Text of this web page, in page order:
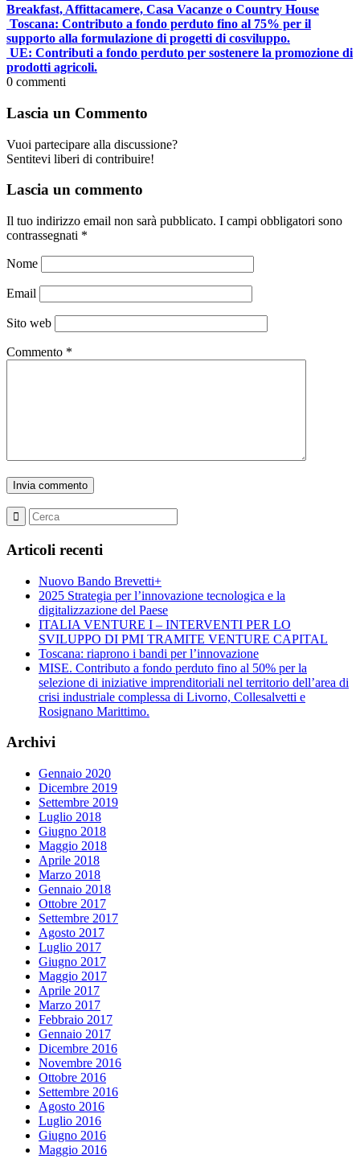
Breakfast, Affittacamere, Casa Vacanze o Country House
Toscana: Contributo a fondo perduto fino al 75% per il
supporto alla formulazione di progetti di cosviluppo.
UE: Contributi a fondo perduto per sostenere la promozione di
prodotti agricoli.
0 commenti
Lascia un Commento
Vuoi partecipare alla discussione?
Sentitevi liberi di contribuire!
Lascia un commento
Il tuo indirizzo email non sarà pubblicato. I campi obbligatori sono
contrassegnati *
Nome
Email
Sito web
Commento *
Articoli recenti
Nuovo Bando Brevetti+
2025 Strategia per l’innovazione tecnologica e la
digitalizzazione del Paese
ITALIA VENTURE I – INTERVENTI PER LO
SVILUPPO DI PMI TRAMITE VENTURE CAPITAL
Toscana: riaprono i bandi per l’innovazione
MISE. Contributo a fondo perduto fino al 50% per la
selezione di iniziative imprenditoriali nel territorio dell’area di
crisi industriale complessa di Livorno, Collesalvetti e
Rosignano Marittimo.
Archivi
Gennaio 2020
Dicembre 2019
Settembre 2019
Luglio 2018
Giugno 2018
Maggio 2018
Aprile 2018
Marzo 2018
Gennaio 2018
Ottobre 2017
Settembre 2017
Agosto 2017
Luglio 2017
Giugno 2017
Maggio 2017
Aprile 2017
Marzo 2017
Febbraio 2017
Gennaio 2017
Dicembre 2016
Novembre 2016
Ottobre 2016
Settembre 2016
Agosto 2016
Luglio 2016
Giugno 2016
Maggio 2016